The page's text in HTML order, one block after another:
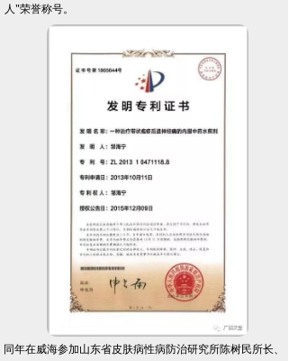
人"荣誉称号。
同年在威海参加山东省皮肤病性病防治研究所陈树民所长、